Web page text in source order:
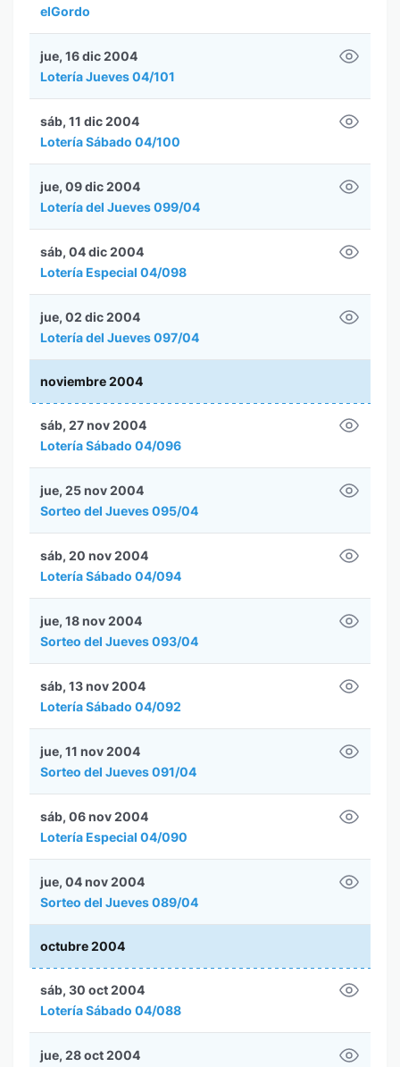
elGordo
Lotería Jueves 04/101
jue, 16 dic 2004
Lotería Sábado 04/100
sáb, 11 dic 2004
Lotería del Jueves 099/04
jue, 09 dic 2004
Lotería Especial 04/098
sáb, 04 dic 2004
Lotería del Jueves 097/04
jue, 02 dic 2004
noviembre 2004
Lotería Sábado 04/096
sáb, 27 nov 2004
Sorteo del Jueves 095/04
jue, 25 nov 2004
Lotería Sábado 04/094
sáb, 20 nov 2004
Sorteo del Jueves 093/04
jue, 18 nov 2004
Lotería Sábado 04/092
sáb, 13 nov 2004
Sorteo del Jueves 091/04
jue, 11 nov 2004
Lotería Especial 04/090
sáb, 06 nov 2004
Sorteo del Jueves 089/04
jue, 04 nov 2004
octubre 2004
Lotería Sábado 04/088
sáb, 30 oct 2004
jue, 28 oct 2004